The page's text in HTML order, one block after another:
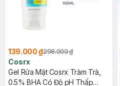
139.000 ₫298.000 ₫
Cosrx
Gel Rửa Mặt Cosrx Tràm Trà,
0.5% BHA Có Độ pH Thấp